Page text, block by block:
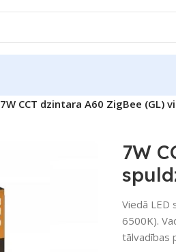
7W CCT dzintara A60 ZigBee (GL)
7W
Viedā LED
6500K).
tālvadības